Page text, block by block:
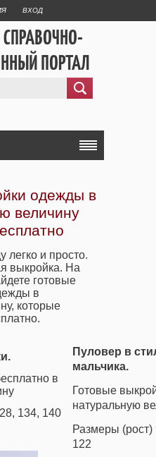
ВХОД
СПРАВОЧНО-
ПОРТАЛ
одежды в
величину
легко и просто.
выкройка. На
готовые
в
которые
в
134, 140
Пуловер в
мальчика.
Готовые
натуральную
Размеры (рост)
122